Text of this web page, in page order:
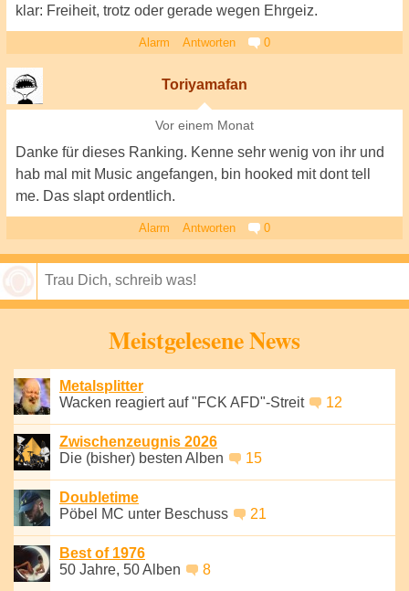
klar: Freiheit, trotz oder gerade wegen Ehrgeiz.
Alarm Antworten 0
Toriyamafan
Vor einem Monat
Danke für dieses Ranking. Kenne sehr wenig von ihr und
hab mal mit Music angefangen, bin hooked mit dont tell
me. Das slapt ordentlich.
Alarm Antworten 0
Meistgelesene News
Metalsplitter
Wacken reagiert auf "FCK AFD"-Streit
12
Zwischenzeugnis 2026
Die (bisher) besten Alben
15
Doubletime
Pöbel MC unter Beschuss
21
Best of 1976
50 Jahre, 50 Alben
8